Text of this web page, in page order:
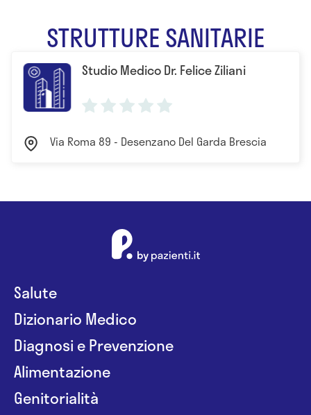
STRUTTURE SANITARIE
Studio Medico Dr. Felice Ziliani
Via Roma 89 - Desenzano Del Garda Brescia
Salute
Dizionario Medico
Diagnosi e Prevenzione
Alimentazione
Genitorialità